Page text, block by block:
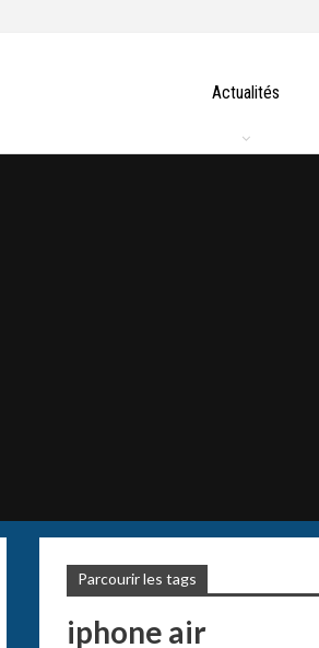
Actualités
Parcourir les tags
iphone air